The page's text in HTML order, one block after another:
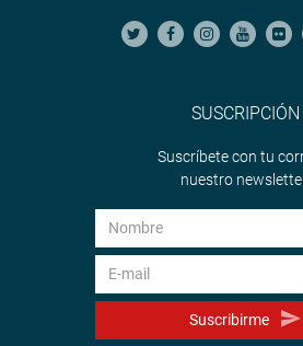
SUSCRIPCIÓN
Suscríbete con tu
nuestro
Suscribirme